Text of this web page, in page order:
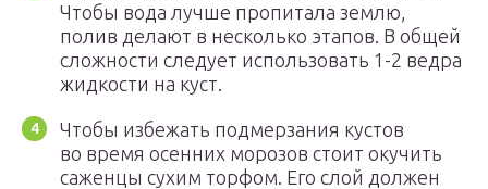
Чтобы вода лучше пропитала землю,
полив делают в несколько этапов. В общей
сложности следует использовать 1-2 ведра
жидкости на куст.
Чтобы избежать подмерзания кустов
во время осенних морозов стоит окучить
саженцы сухим торфом. Его слой должен